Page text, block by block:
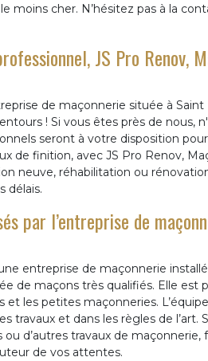
moins cher. N’hésitez pas à la
JS Pro Renov,
de maçonnerie située à Saint
! Si vous êtes près de nous,
seront à votre disposition
de finition, avec JS Pro Renov,
neuve, réhabilitation ou
délais.
par l’entreprise de
entreprise de maçonnerie
de maçons très qualifiés. Elle est
les petites maçonneries.
travaux et dans les règles de l’art.
d’autres travaux de maçonnerie,
de vos attentes.